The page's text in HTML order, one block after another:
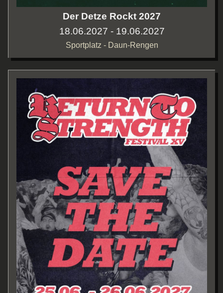
Der Detze Rockt 2027
18.06.2027 - 19.06.2027
Sportplatz - Daun-Rengen